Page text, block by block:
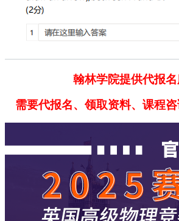
翰林学院提供代报
需要代报名、领取资料、课程